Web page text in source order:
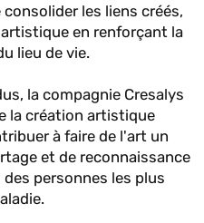
les liens créés,
en renforçant la
lieu de vie.
la compagnie Cresalys
la création artistique
à faire de l'art un
et de reconnaissance
personnes les plus